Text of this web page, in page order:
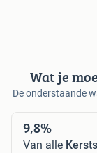
Wat je
De onderstaande
9,8%
Van alle